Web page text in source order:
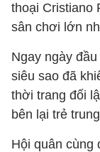
thoại Cristiano
sân chơi lớn
Ngay ngày
siêu sao đã
thời trang đối
bên lại trẻ
Hội quân cùng